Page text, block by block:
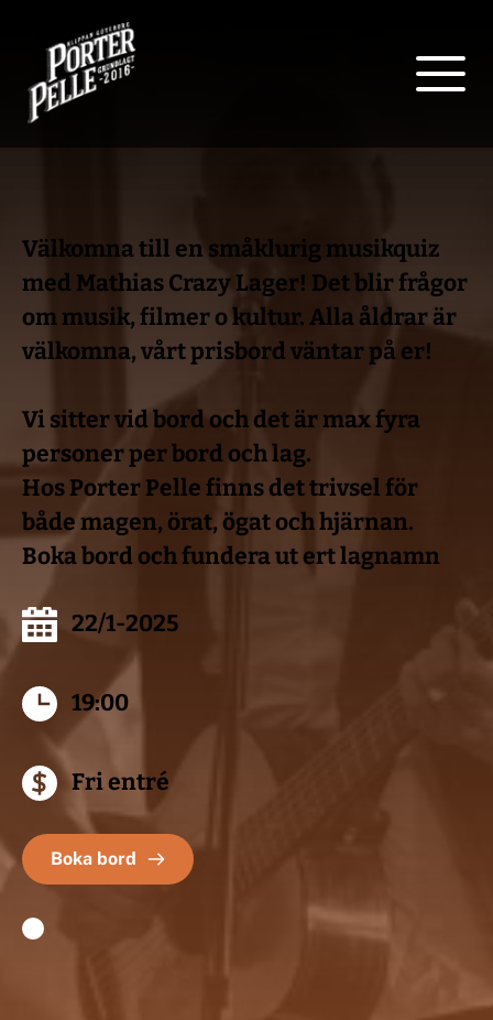
Välkomna till en småklurig musikquiz
med Mathias Crazy Lager! Det blir frågor
om musik, filmer o kultur. Alla åldrar är
välkomna, vårt prisbord väntar på er!
Vi sitter vid bord och det är max fyra
personer per bord och lag.
Hos Porter Pelle finns det trivsel för
både magen, örat, ögat och hjärnan.
Boka bord och fundera ut ert lagnamn
22/1-2025
19:00
Fri entré
Boka bord